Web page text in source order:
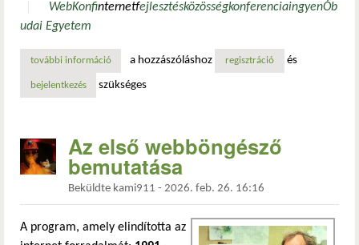
WebKonfinternetfejlesztésközösségkonferenciaingyenÓb
udai Egyetem
további információújraéled a hazai webes közösség ünnepe – jön a web
a hozzászóláshoz regisztráció és
bejelentkezés szükséges
Az első webböngésző
bemutatása
Beküldte kami911 - 2026. feb. 26. 16:16
A program, amely elindította az